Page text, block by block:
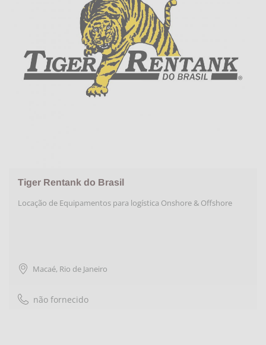
Tiger Rentank do Brasil
Locação de Equipamentos para logística Onshore & Offshore
Macaé, Rio de Janeiro
não fornecido